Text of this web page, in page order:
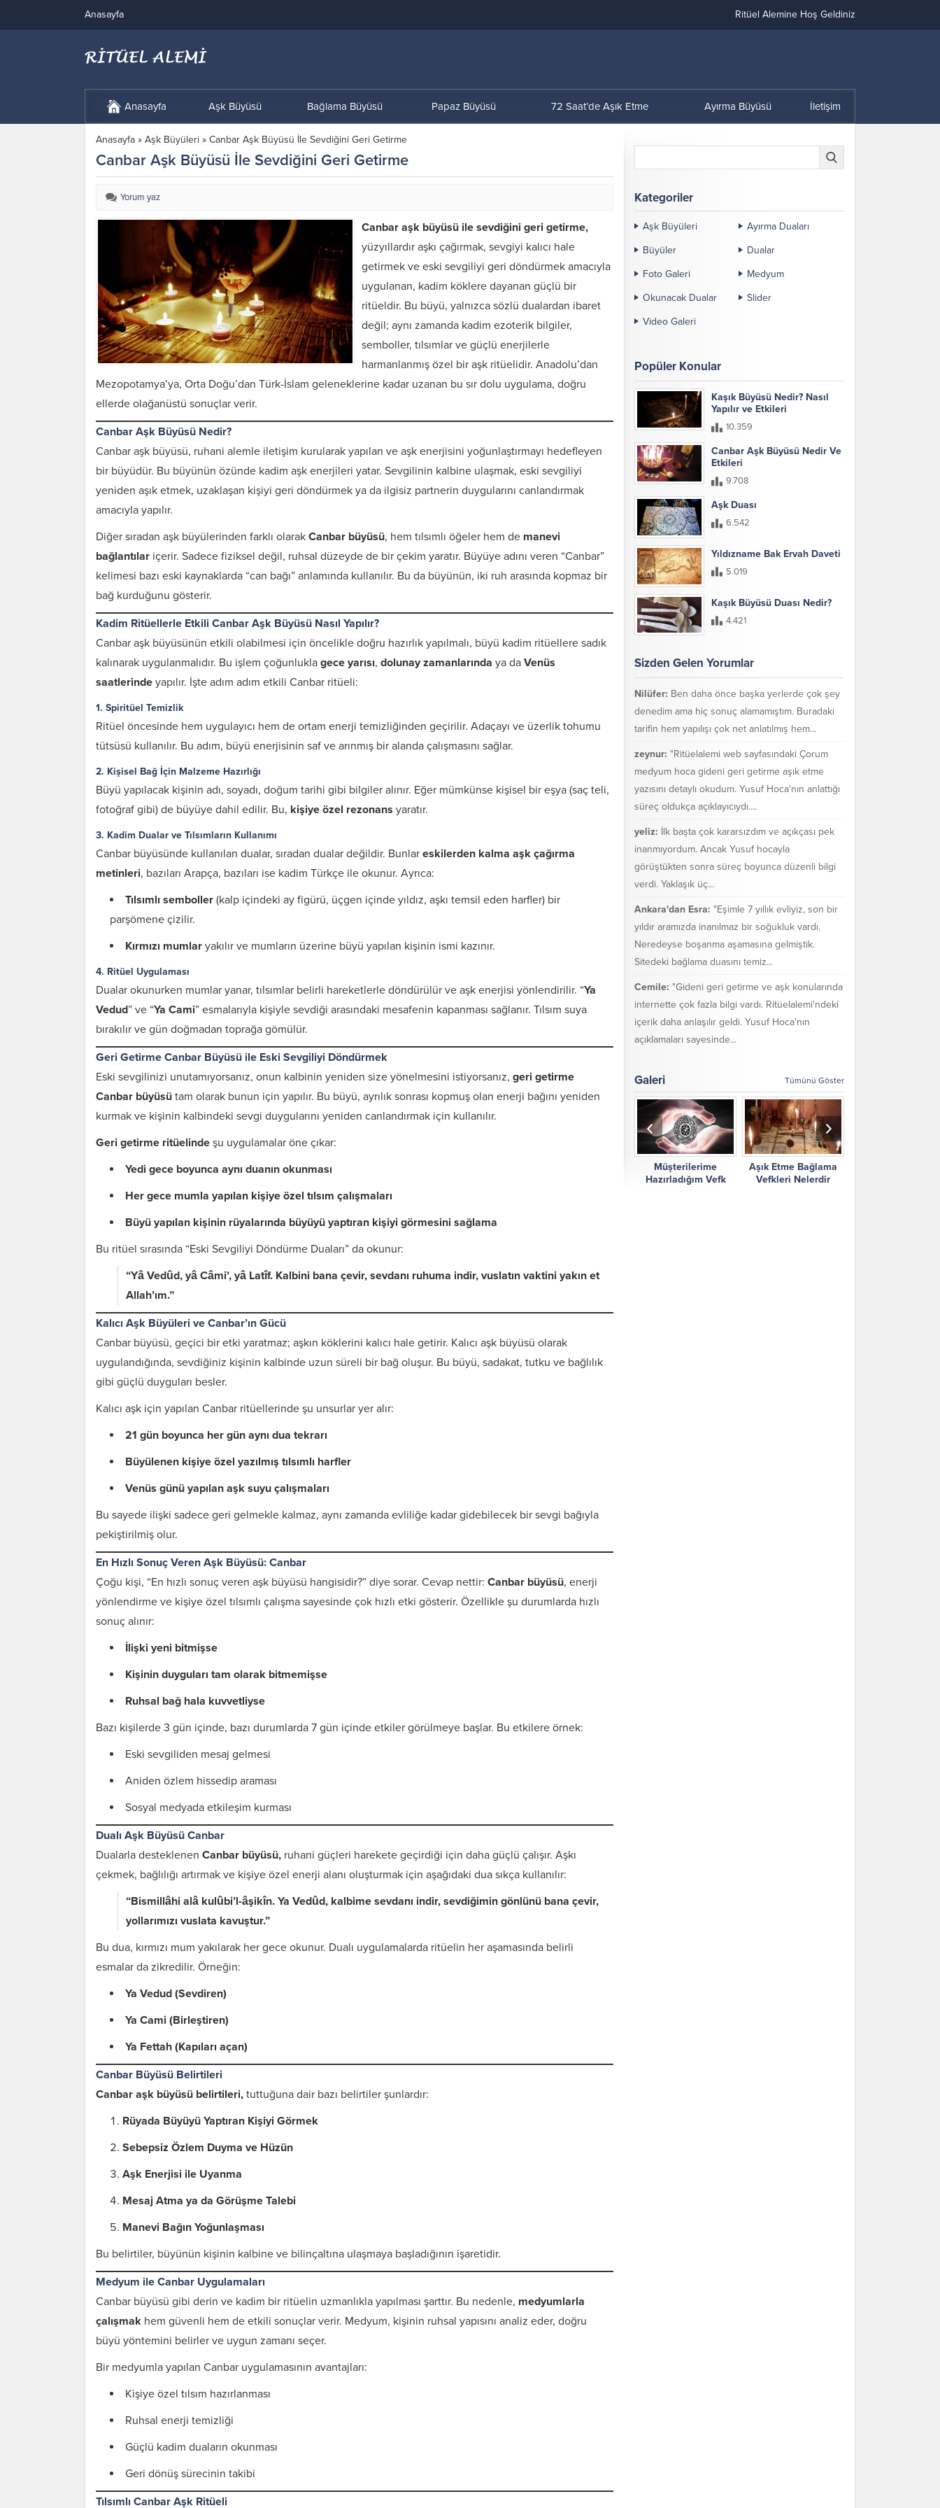
Anasayfa Ritüel Alemine Hoş Geldiniz
Anasayfa Aşk Büyüsü Bağlama Büyüsü Papaz Büyüsü 72 Saat’de Aşık Etme Ayırma Büyüsü İletişim
Anasayfa » Aşk Büyüleri » Canbar Aşk Büyüsü İle Sevdiğini Geri Getirme
Canbar Aşk Büyüsü İle Sevdiğini Geri Getirme
Yorum yaz
Canbar aşk büyüsü ile sevdiğini geri getirme,
yüzyıllardır aşkı çağırmak, sevgiyi kalıcı hale
getirmek ve eski sevgiliyi geri döndürmek amacıyla
uygulanan, kadim köklere dayanan güçlü bir
ritüeldir. Bu büyü, yalnızca sözlü dualardan ibaret
değil; aynı zamanda kadim ezoterik bilgiler,
semboller, tılsımlar ve güçlü enerjilerle
harmanlanmış özel bir aşk ritüelidir. Anadolu’dan
Mezopotamya’ya, Orta Doğu’dan Türk-İslam geleneklerine kadar uzanan bu sır dolu uygulama, doğru
ellerde olağanüstü sonuçlar verir.
Canbar Aşk Büyüsü Nedir?
Canbar aşk büyüsü, ruhani alemle iletişim kurularak yapılan ve aşk enerjisini yoğunlaştırmayı hedefleyen
bir büyüdür. Bu büyünün özünde kadim aşk enerjileri yatar. Sevgilinin kalbine ulaşmak, eski sevgiliyi
yeniden aşık etmek, uzaklaşan kişiyi geri döndürmek ya da ilgisiz partnerin duygularını canlandırmak
amacıyla yapılır.
Diğer sıradan aşk büyülerinden farklı olarak Canbar büyüsü, hem tılsımlı öğeler hem de manevi
bağlantılar içerir. Sadece fiziksel değil, ruhsal düzeyde de bir çekim yaratır. Büyüye adını veren “Canbar”
kelimesi bazı eski kaynaklarda “can bağı” anlamında kullanılır. Bu da büyünün, iki ruh arasında kopmaz bir
bağ kurduğunu gösterir.
Kadim Ritüellerle Etkili Canbar Aşk Büyüsü Nasıl Yapılır?
Canbar aşk büyüsünün etkili olabilmesi için öncelikle doğru hazırlık yapılmalı, büyü kadim ritüellere sadık
kalınarak uygulanmalıdır. Bu işlem çoğunlukla gece yarısı, dolunay zamanlarında ya da Venüs
saatlerinde yapılır. İşte adım adım etkili Canbar ritüeli:
1. Spiritüel Temizlik
Ritüel öncesinde hem uygulayıcı hem de ortam enerji temizliğinden geçirilir. Adaçayı ve üzerlik tohumu
tütsüsü kullanılır. Bu adım, büyü enerjisinin saf ve arınmış bir alanda çalışmasını sağlar.
2. Kişisel Bağ İçin Malzeme Hazırlığı
Büyü yapılacak kişinin adı, soyadı, doğum tarihi gibi bilgiler alınır. Eğer mümkünse kişisel bir eşya (saç teli,
fotoğraf gibi) de büyüye dahil edilir. Bu, kişiye özel rezonans yaratır.
3. Kadim Dualar ve Tılsımların Kullanımı
Canbar büyüsünde kullanılan dualar, sıradan dualar değildir. Bunlar eskilerden kalma aşk çağırma
metinleri, bazıları Arapça, bazıları ise kadim Türkçe ile okunur. Ayrıca:
Tılsımlı semboller (kalp içindeki ay figürü, üçgen içinde yıldız, aşkı temsil eden harfler) bir
parşömene çizilir.
Kırmızı mumlar yakılır ve mumların üzerine büyü yapılan kişinin ismi kazınır.
4. Ritüel Uygulaması
Dualar okunurken mumlar yanar, tılsımlar belirli hareketlerle döndürülür ve aşk enerjisi yönlendirilir. “Ya
Vedud” ve “Ya Cami” esmalarıyla kişiyle sevdiği arasındaki mesafenin kapanması sağlanır. Tılsım suya
bırakılır ve gün doğmadan toprağa gömülür.
Geri Getirme Canbar Büyüsü ile Eski Sevgiliyi Döndürmek
Eski sevgilinizi unutamıyorsanız, onun kalbinin yeniden size yönelmesini istiyorsanız, geri getirme
Canbar büyüsü tam olarak bunun için yapılır. Bu büyü, ayrılık sonrası kopmuş olan enerji bağını yeniden
kurmak ve kişinin kalbindeki sevgi duygularını yeniden canlandırmak için kullanılır.
Geri getirme ritüelinde şu uygulamalar öne çıkar:
Yedi gece boyunca aynı duanın okunması
Her gece mumla yapılan kişiye özel tılsım çalışmaları
Büyü yapılan kişinin rüyalarında büyüyü yaptıran kişiyi görmesini sağlama
Bu ritüel sırasında “Eski Sevgiliyi Döndürme Duaları” da okunur:
“Yâ Vedûd, yâ Câmi’, yâ Latîf. Kalbini bana çevir, sevdanı ruhuma indir, vuslatın vaktini yakın et
Allah’ım.”
Kalıcı Aşk Büyüleri ve Canbar’ın Gücü
Canbar büyüsü, geçici bir etki yaratmaz; aşkın köklerini kalıcı hale getirir. Kalıcı aşk büyüsü olarak
uygulandığında, sevdiğiniz kişinin kalbinde uzun süreli bir bağ oluşur. Bu büyü, sadakat, tutku ve bağlılık
gibi güçlü duyguları besler.
Kalıcı aşk için yapılan Canbar ritüellerinde şu unsurlar yer alır:
21 gün boyunca her gün aynı dua tekrarı
Büyülenen kişiye özel yazılmış tılsımlı harfler
Venüs günü yapılan aşk suyu çalışmaları
Bu sayede ilişki sadece geri gelmekle kalmaz, aynı zamanda evliliğe kadar gidebilecek bir sevgi bağıyla
pekiştirilmiş olur.
En Hızlı Sonuç Veren Aşk Büyüsü: Canbar
Çoğu kişi, “En hızlı sonuç veren aşk büyüsü hangisidir?” diye sorar. Cevap nettir: Canbar büyüsü, enerji
yönlendirme ve kişiye özel tılsımlı çalışma sayesinde çok hızlı etki gösterir. Özellikle şu durumlarda hızlı
sonuç alınır:
İlişki yeni bitmişse
Kişinin duyguları tam olarak bitmemişse
Ruhsal bağ hala kuvvetliyse
Bazı kişilerde 3 gün içinde, bazı durumlarda 7 gün içinde etkiler görülmeye başlar. Bu etkilere örnek:
Eski sevgiliden mesaj gelmesi
Aniden özlem hissedip araması
Sosyal medyada etkileşim kurması
Dualı Aşk Büyüsü Canbar
Dualarla desteklenen Canbar büyüsü, ruhani güçleri harekete geçirdiği için daha güçlü çalışır. Aşkı
çekmek, bağlılığı artırmak ve kişiye özel enerji alanı oluşturmak için aşağıdaki dua sıkça kullanılır:
“Bismillâhi alâ kulûbi’l-âşikîn. Ya Vedûd, kalbime sevdanı indir, sevdiğimin gönlünü bana çevir,
yollarımızı vuslata kavuştur.”
Bu dua, kırmızı mum yakılarak her gece okunur. Dualı uygulamalarda ritüelin her aşamasında belirli
esmalar da zikredilir. Örneğin:
Ya Vedud (Sevdiren)
Ya Cami (Birleştiren)
Ya Fettah (Kapıları açan)
Canbar Büyüsü Belirtileri
Canbar aşk büyüsü belirtileri, tuttuğuna dair bazı belirtiler şunlardır:
Rüyada Büyüyü Yaptıran Kişiyi Görmek
Sebepsiz Özlem Duyma ve Hüzün
Aşk Enerjisi ile Uyanma
Mesaj Atma ya da Görüşme Talebi
Manevi Bağın Yoğunlaşması
Bu belirtiler, büyünün kişinin kalbine ve bilinçaltına ulaşmaya başladığının işaretidir.
Medyum ile Canbar Uygulamaları
Canbar büyüsü gibi derin ve kadim bir ritüelin uzmanlıkla yapılması şarttır. Bu nedenle, medyumlarla
çalışmak hem güvenli hem de etkili sonuçlar verir. Medyum, kişinin ruhsal yapısını analiz eder, doğru
büyü yöntemini belirler ve uygun zamanı seçer.
Bir medyumla yapılan Canbar uygulamasının avantajları:
Kişiye özel tılsım hazırlanması
Ruhsal enerji temizliği
Güçlü kadim duaların okunması
Geri dönüş sürecinin takibi
Tılsımlı Canbar Aşk Ritüeli
Kategoriler
Aşk Büyüleri
Ayırma Duaları
Büyüler
Dualar
Foto Galeri
Medyum
Okunacak Dualar
Slider
Video Galeri
Popüler Konular
Kaşık Büyüsü Nedir? Nasıl
Yapılır ve Etkileri
10.359
Canbar Aşk Büyüsü Nedir Ve
Etkileri
9.708
Aşk Duası
6.542
Yıldızname Bak Ervah Daveti
5.019
Kaşık Büyüsü Duası Nedir?
4.421
Sizden Gelen Yorumlar
Nilüfer: Ben daha önce başka yerlerde çok şey
denedim ama hiç sonuç alamamıştım. Buradaki
tarifin hem yapılışı çok net anlatılmış hem...
zeynur: "Ritüelalemi web sayfasındaki Çorum
medyum hoca gideni geri getirme aşık etme
yazısını detaylı okudum. Yusuf Hoca'nın anlattığı
süreç oldukça açıklayıcıydı....
yeliz: İlk başta çok kararsızdım ve açıkçası pek
inanmıyordum. Ancak Yusuf hocayla
görüştükten sonra süreç boyunca düzenli bilgi
verdi. Yaklaşık üç...
Ankara'dan Esra: "Eşimle 7 yıllık evliyiz, son bir
yıldır aramızda inanılmaz bir soğukluk vardı.
Neredeyse boşanma aşamasına gelmiştik.
Sitedeki bağlama duasını temiz...
Cemile: "Gideni geri getirme ve aşk konularında
internette çok fazla bilgi vardı. Ritüelalemi'ndeki
içerik daha anlaşılır geldi. Yusuf Hoca'nın
açıklamaları sayesinde...
Galeri Tümünü Göster
Karı Koca Arası
Dua ve Etkileri
Kişiye Özel Vefkler ve
Müşterilerime
Hazırladığım Vefk
Aşık Etme Bağlama
Vefkleri Nelerdir